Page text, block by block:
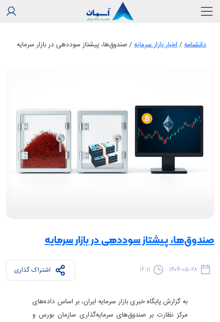
دانشنامه/اخبار بازار سرمایه/صندوق‌ها، پیشتاز سوددهی در بازار سرمایه
صندوق‌ها، پیشتاز سوددهی در بازار سرمایه
اشتراک گذاری
به گزارش پایگاه خبری بازار سرمایه ایران، بر اساس داده‌های
مرکز نظارت بر صندوق‌های سرمایه‌گذاری سازمان بورس و